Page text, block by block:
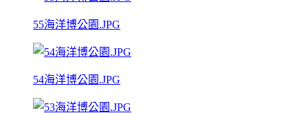
55海洋博公園.JPG
54海洋博公園.JPG